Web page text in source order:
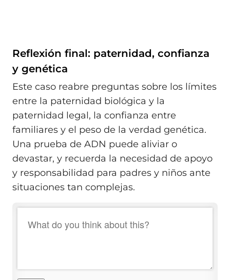
Reflexión final: paternidad, confianza
y genética
Este caso reabre preguntas sobre los límites
entre la paternidad biológica y la
paternidad legal, la confianza entre
familiares y el peso de la verdad genética.
Una prueba de ADN puede aliviar o
devastar, y recuerda la necesidad de apoyo
y responsabilidad para padres y niños ante
situaciones tan complejas.